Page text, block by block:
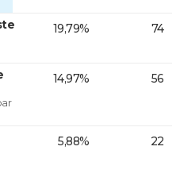
19,79% 74
14,97% 56
5,88% 22